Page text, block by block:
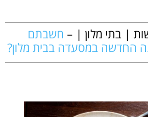
| בתי מלון | – חשבתם
החדשה במסעדה בבית מלון?